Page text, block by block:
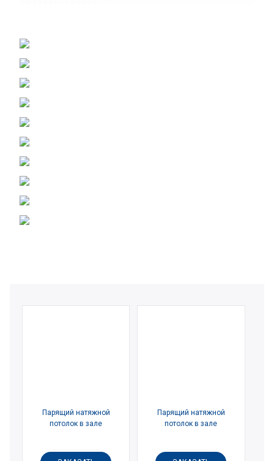
Парящий натяжной
потолок в зале
Парящий натяжной
потолок в зале